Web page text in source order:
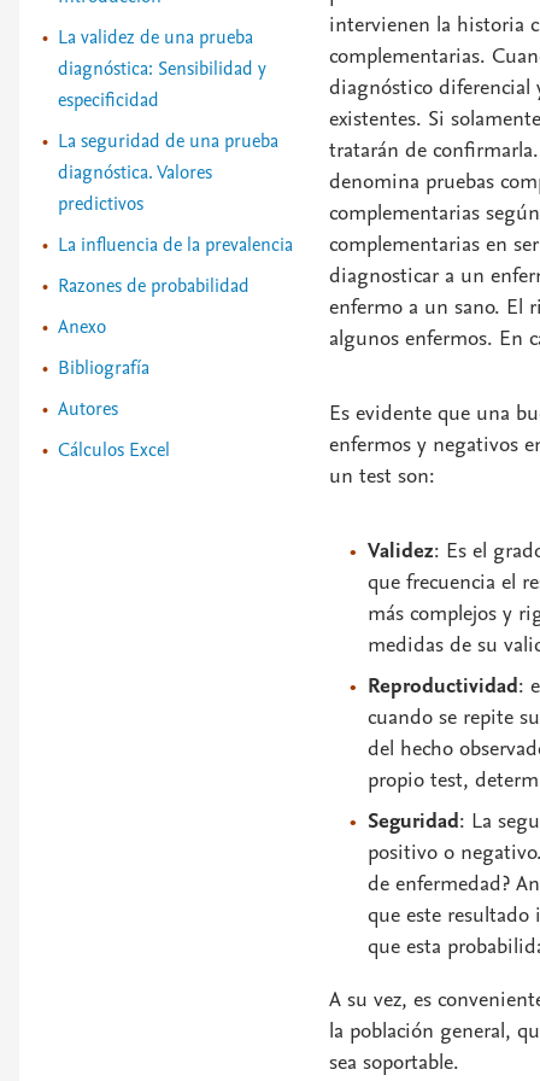
La validez de una prueba
diagnóstica: Sensibilidad y
especificidad
La seguridad de una prueba
diagnóstica. Valores
predictivos
La influencia de la prevalencia
Razones de probabilidad
Anexo
Bibliografía
Autores
Cálculos Excel
intervienen la historia
complementarias.
diagnóstico diferencial
existentes. Si
tratarán de
denomina pruebas
complementarias
complementarias en
diagnosticar a un
enfermo a un sano. El
algunos enfermos. En
Es evidente que una
enfermos y negativos
un test son:
Validez: Es el
que frecuencia el
más complejos y
medidas de su
Reproductividad:
cuando se repite
del hecho
propio test,
Seguridad: La
positivo o
de enfermedad?
que este resultado
que esta
A su vez, es
la población general,
sea soportable.